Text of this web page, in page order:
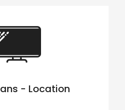
- Location